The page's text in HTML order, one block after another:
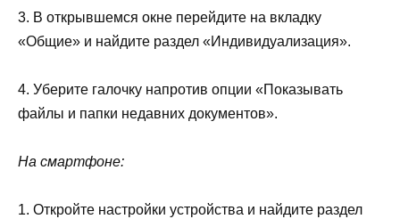
3. В открывшемся окне перейдите на вкладку
«Общие» и найдите раздел «Индивидуализация».
4. Уберите галочку напротив опции «Показывать
файлы и папки недавних документов».
На смартфоне:
1. Откройте настройки устройства и найдите раздел